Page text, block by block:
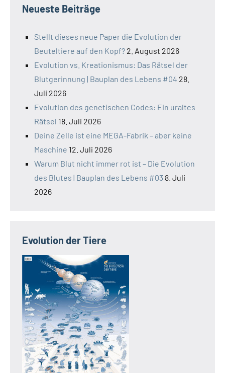
Neueste Beiträge
Stellt dieses neue Paper die Evolution der
Beuteltiere auf den Kopf? 2. August 2026
Evolution vs. Kreationismus: Das Rätsel der
Blutgerinnung | Bauplan des Lebens #04 28.
Juli 2026
Evolution des genetischen Codes: Ein uraltes
Rätsel 18. Juli 2026
Deine Zelle ist eine MEGA-Fabrik – aber keine
Maschine 12. Juli 2026
Warum Blut nicht immer rot ist – Die Evolution
des Blutes | Bauplan des Lebens #03 8. Juli
2026
Evolution der Tiere